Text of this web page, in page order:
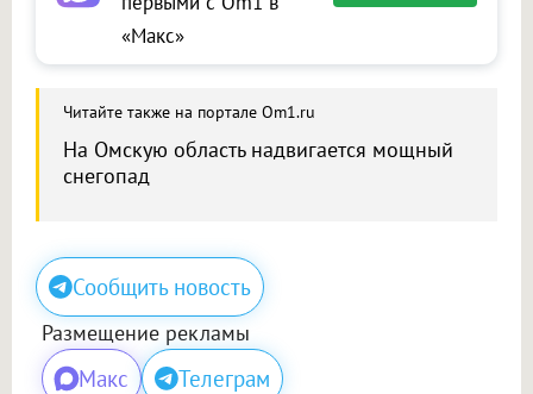
«Макс»
Читайте также на портале Om1.ru
На Омскую область надвигается мощный
снегопад
Сообщить новость
Размещение рекламы
Макс Телеграм